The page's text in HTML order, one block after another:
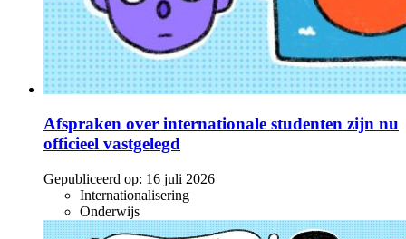
Afspraken over internationale studenten zijn nu
officieel vastgelegd
Gepubliceerd op: 16 juli 2026
Internationalisering
Onderwijs